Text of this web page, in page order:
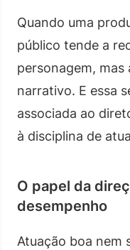
Quando uma
público tende a
personagem,
narrativo. E essa
associada ao
à disciplina de
O papel da
desempenho
Atuação boa nem